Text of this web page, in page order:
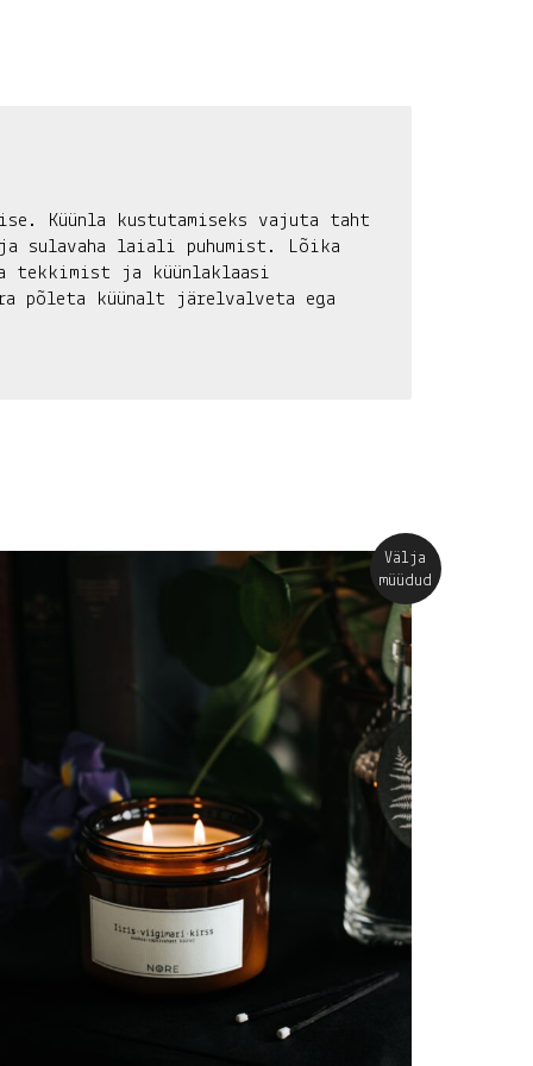
Küünla kustutamiseks vajuta taht
sulavaha laiali puhumist. Lõika
tekkimist ja küünlaklaasi
põleta küünalt järelvalveta ega
Välja
müüdud